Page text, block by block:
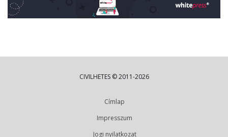
CIVILHETES © 2011-2026
Címlap
Impresszum
Jogi nyilatkozat